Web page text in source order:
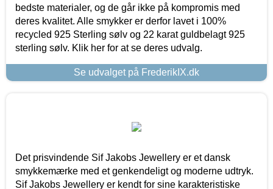
bedste materialer, og de går ikke på kompromis med
deres kvalitet. Alle smykker er derfor lavet i 100%
recycled 925 Sterling sølv og 22 karat guldbelagt 925
sterling sølv. Klik her for at se deres udvalg.
Se udvalget på FrederikIX.dk
Det prisvindende Sif Jakobs Jewellery er et dansk
smykkemærke med et genkendeligt og moderne udtryk.
Sif Jakobs Jewellery er kendt for sine karakteristiske